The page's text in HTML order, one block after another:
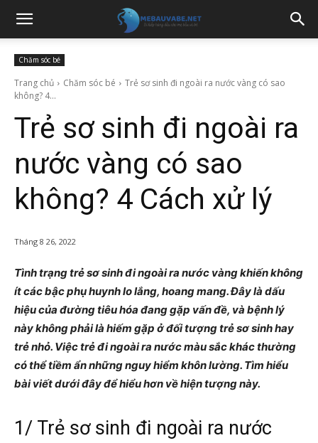
Chăm sóc bé
Trang chủ Chăm sóc bé
Trẻ sơ sinh đi ngoài ra nước vàng có sao
không? 4...
Trẻ sơ sinh đi ngoài ra
nước vàng có sao
không? 4 Cách xử lý
Tháng 8 26, 2022
Tình trạng trẻ sơ sinh đi ngoài ra nước vàng khiến không
ít các bậc phụ huynh lo lắng, hoang mang. Đây là dấu
hiệu của đường tiêu hóa đang gặp vấn đề, và bệnh lý
này không phải là hiếm gặp ở đối tượng trẻ sơ sinh hay
trẻ nhỏ. Việc trẻ đi ngoài ra nước màu sắc khác thường
có thể tiềm ẩn những nguy hiểm khôn lường. Tìm hiểu
bài viết dưới đây để hiểu hơn về hiện tượng này.
1/ Trẻ sơ sinh đi ngoài ra nước